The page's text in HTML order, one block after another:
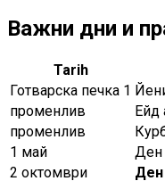
Важни дни и
Tarih
Готварска печка 1
променлив
Ейд
променлив
1 май
Ден
2 октомври
Ден